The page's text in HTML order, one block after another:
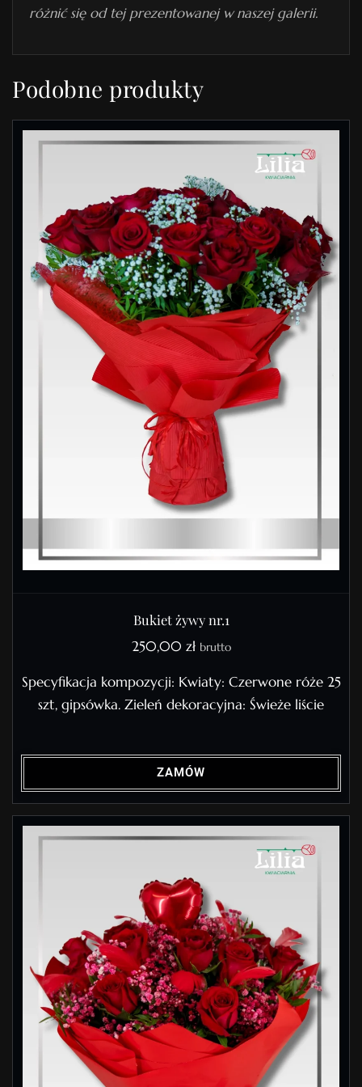
różnić się od tej prezentowanej w naszej galerii.
Podobne produkty
Bukiet żywy nr.1
250,00 zł brutto
Specyfikacja kompozycji: Kwiaty: Czerwone róże 25
szt, gipsówka. Zieleń dekoracyjna: Świeże liście
ZAMÓW